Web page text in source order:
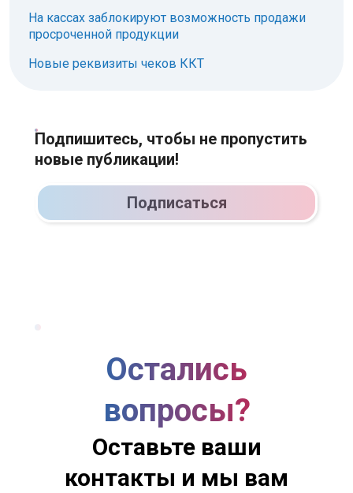
На кассах заблокируют возможность продажи
просроченной продукции
Новые реквизиты чеков ККТ
Подпишитесь, чтобы не пропустить
новые публикации!
Подписаться
Остались
вопросы?
Оставьте ваши
контакты и мы вам